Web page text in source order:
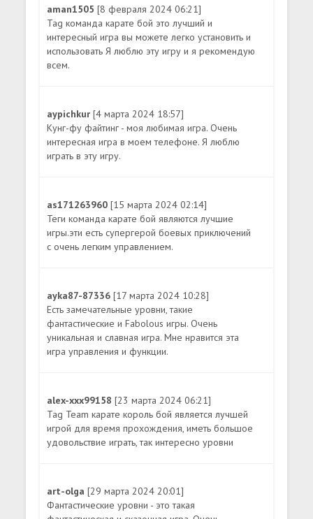
aman1505[8 февраля 2024 06:21]
Tag команда карате бой это лучший и
интересный игра вы можете легко установить и
использовать Я люблю эту игру и я рекомендую
всем.
aypichkur[4 марта 2024 18:57]
Кунг-фу файтинг - моя любимая игра. Очень
интересная игра в моем телефоне. Я люблю
играть в эту игру.
as171263960[15 марта 2024 02:14]
Теги команда карате бой являются лучшие
игры.эти есть супергерой боевых приключений
с очень легким управлением.
ayka87-87336[17 марта 2024 10:28]
Есть замечательные уровни, такие
фантастические и Fabolous игры. Очень
уникальная и славная игра. Мне нравится эта
игра управления и функции.
alex-xxx99158[23 марта 2024 06:21]
Tag Team карате король бой является лучшей
игрой для время прохождения, иметь большое
удовольствие играть, так интересно уровни
art-olga[29 марта 2024 20:01]
Фантастические уровни - это такая